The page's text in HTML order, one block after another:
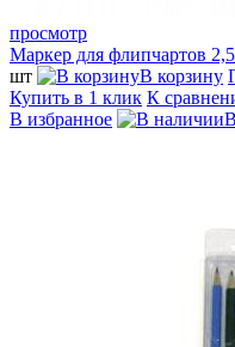
просмотр
Маркер для флипчартов
шт
В корзину
Купить в 1 клик К
В избранное